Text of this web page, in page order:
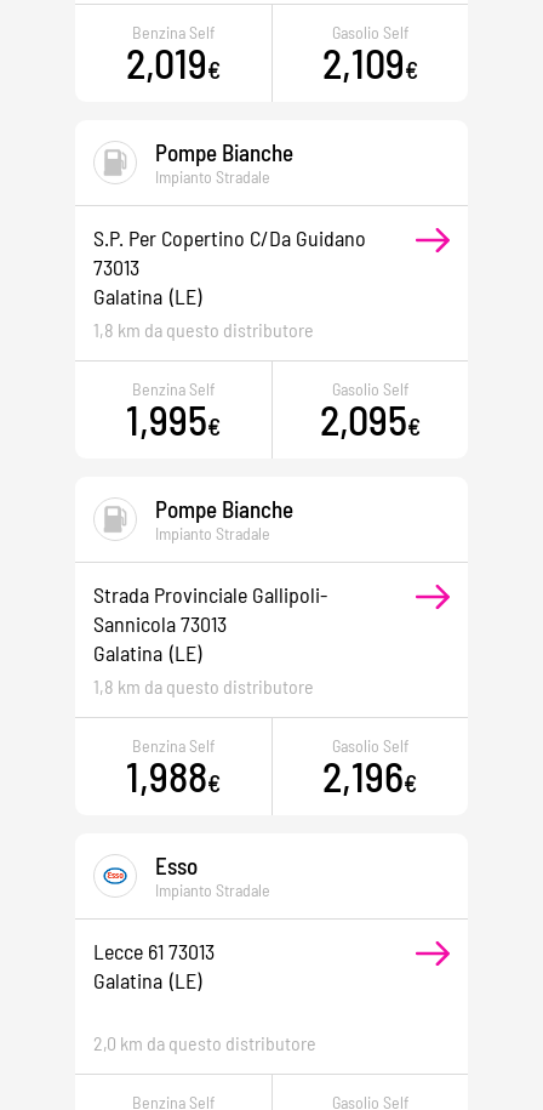
Benzina Self
2,019€
Gasolio Self
2,109€
Pompe Bianche
Impianto Stradale
S.p. Per Copertino C/da Guidano
73013
Galatina (LE)
1,8 km da questo distributore
Benzina Self
1,995€
Gasolio Self
2,095€
Pompe Bianche
Impianto Stradale
Strada Provinciale Gallipoli-
Sannicola 73013
Galatina (LE)
1,8 km da questo distributore
Benzina Self
1,988€
Gasolio Self
2,196€
Esso
Impianto Stradale
Lecce 61 73013
Galatina (LE)
2,0 km da questo distributore
Benzina Self Gasolio Self